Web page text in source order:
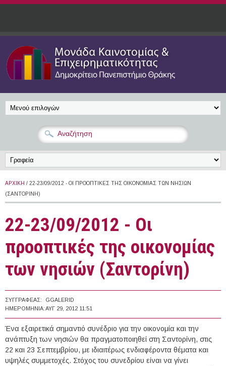
Παράκαμψη προς το κυρίως περιεχόμενο
ΑΡΧΙΚΉ / 22-23/09/2012 - ΟΙ ΠΡΟΟΠΤΙΚΈΣ ΤΗΣ ΟΙΚΟΝΟΜΊΑΣ ΤΩΝ ΝΗΣΙΏΝ
(ΣΑΝΤΟΡΊΝΗ)
22-23/09/2012 - Οι
προοπτικές της οικονομίας
των νησιών (Σαντορίνη)
ΣΥΓΓΡΑΦΈΑΣ:
GGALERID
ΗΜΕΡΟΜΗΝΊΑ:ΑΥΓ 29, 2012 11:51
Ένα εξαιρετικά σημαντιό συνέδριο για την οικονομία και την
ανάπτυξη των νησιών θα πραγματοποιηθεί στη Σαντορίνη, στις
22 και 23 Σεπτεμβρίου, με ιδιαιτέρως ενδιαφέροντα θέματα και
υψηλές συμμετοχές. Στόχος του συνεδρίου είναι να γίνει